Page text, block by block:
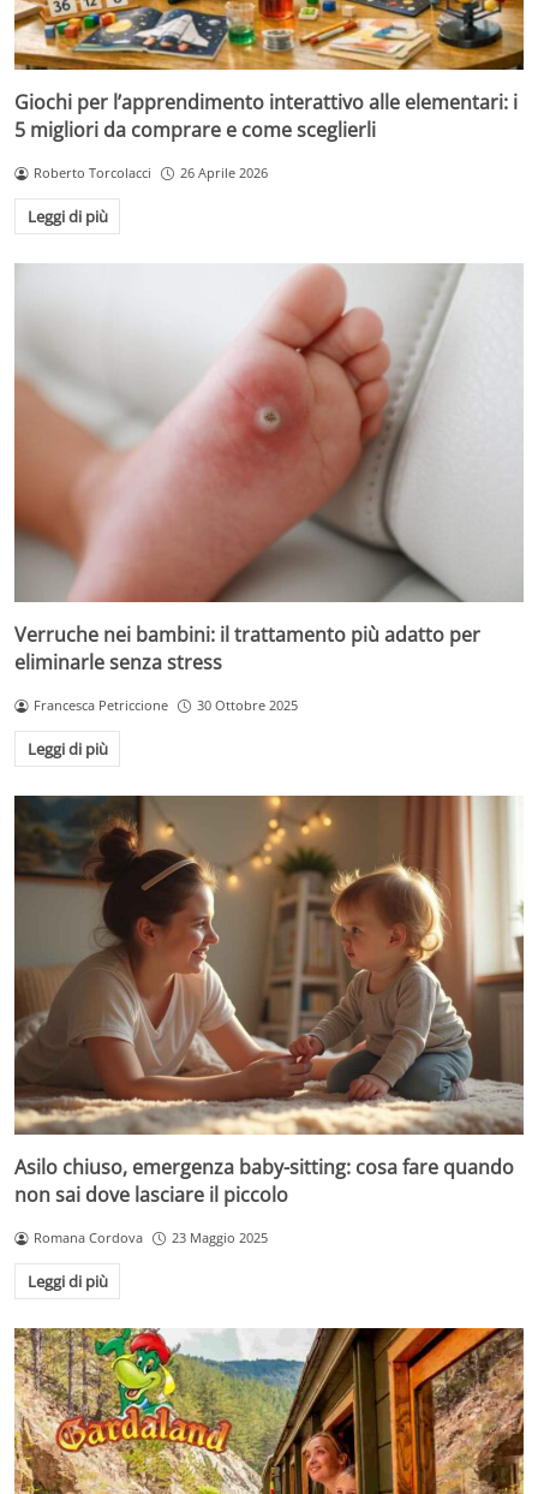
Giochi per l’apprendimento interattivo alle elementari: i
5 migliori da comprare e come sceglierli
Roberto Torcolacci 26 Aprile 2026
Leggi di più
Verruche nei bambini: il trattamento più adatto per
eliminarle senza stress
Francesca Petriccione 30 Ottobre 2025
Leggi di più
Asilo chiuso, emergenza baby-sitting: cosa fare quando
non sai dove lasciare il piccolo
Romana Cordova 23 Maggio 2025
Leggi di più